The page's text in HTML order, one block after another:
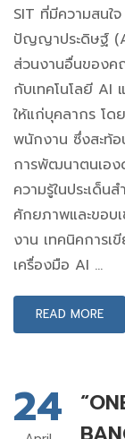
SIT ที่มีความสนใ
ปัญญาประดิษฐ์
ส่วนงานอื่นของค
กับเทคโนโลยี AI
ให้แก่บุคลากร โด
พนักงาน ซึ่งสะท้อ
การพัฒนาตนเอง
ความรู้ในประเด็
ศักยภาพและขอบ
งาน เทคนิคการเ
เครื่องมือ AI …
READ MORE
24